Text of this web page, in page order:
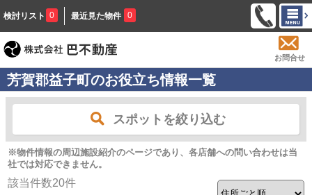
検討リスト 0 最近見た物件 0
お問合せ
芳賀郡益子町のお役立ち情報一覧
スポットを絞り込む
※物件情報の周辺施設紹介のページであり、各店舗への問い合わせは当
社では対応できません。
該当件数20件